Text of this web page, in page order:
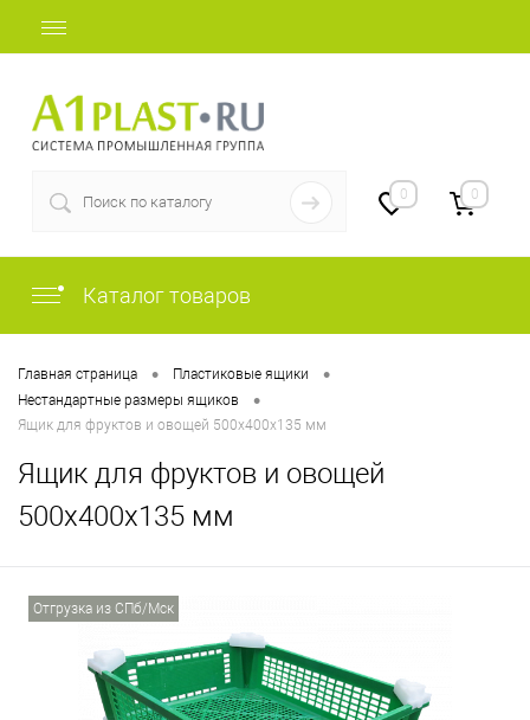
0 0
Каталог товаров
Главная страница • Пластиковые ящики •
Нестандартные размеры ящиков •
Ящик для фруктов и овощей 500х400х135 мм
Ящик для фруктов и овощей
500х400х135 мм
Отгрузка из СПб/Мск